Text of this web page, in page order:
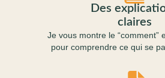
Des
claires
Je vous montre le “comment”
pour comprendre ce qui se